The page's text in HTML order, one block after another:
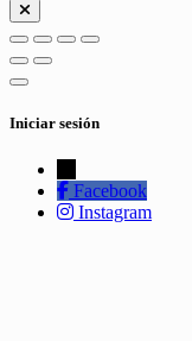
Iniciar sesión
Facebook
Instagram